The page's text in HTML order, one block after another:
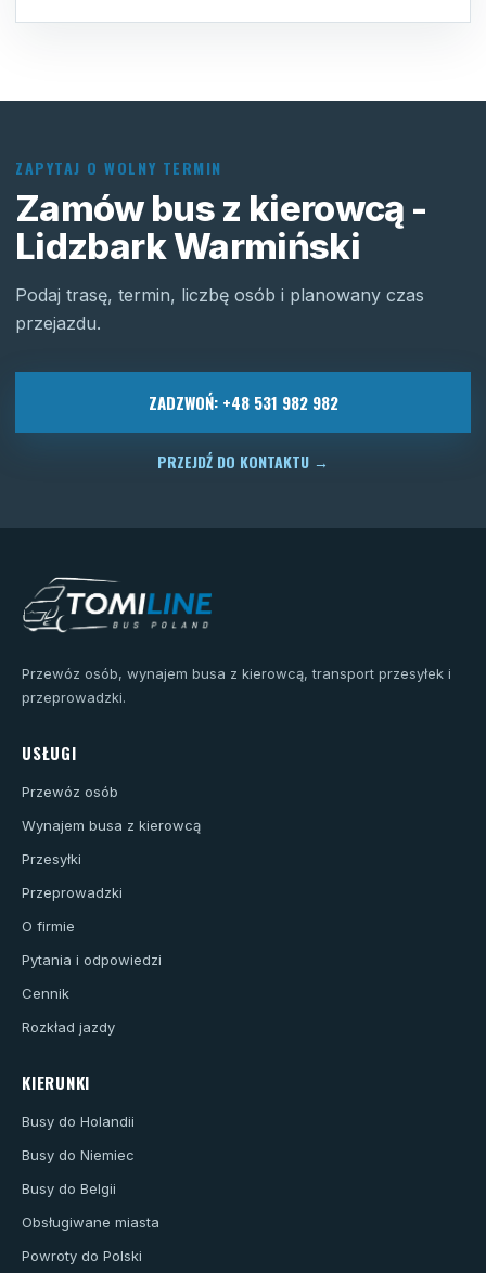
ZAPYTAJ O WOLNY TERMIN
Zamów bus z kierowcą -
Lidzbark Warmiński
Podaj trasę, termin, liczbę osób i planowany czas
przejazdu.
ZADZWOŃ: +48 531 982 982
PRZEJDŹ DO KONTAKTU →
Przewóz osób, wynajem busa z kierowcą, transport przesyłek i
przeprowadzki.
USŁUGI
Przewóz osób
Wynajem busa z kierowcą
Przesyłki
Przeprowadzki
O firmie
Pytania i odpowiedzi
Cennik
Rozkład jazdy
KIERUNKI
Busy do Holandii
Busy do Niemiec
Busy do Belgii
Obsługiwane miasta
Powroty do Polski